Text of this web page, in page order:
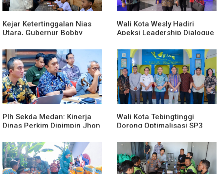
Kejar Ketertinggalan Nias
Utara, Gubernur Bobby
Gedung SMPN 4 Sitoli Ori
Wali Kota Wesly Hadiri
Apeksi Leadership Dialogue
Transformasi Digital
Plh Sekda Medan: Kinerja
Dinas Perkim Dipimpin Jhon
Kelurahan
Wali Kota Tebingtinggi
Dorong Optimalisasi SP3